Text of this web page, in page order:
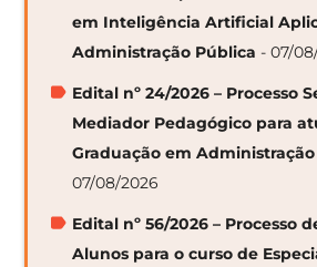
em Inteligência Artificial
Administração Pública - 07/
Edital nº 24/2026 – Processo
Mediador Pedagógico para
Graduação em
07/08/2026
Edital nº 56/2026 – Processo
Alunos para o curso de